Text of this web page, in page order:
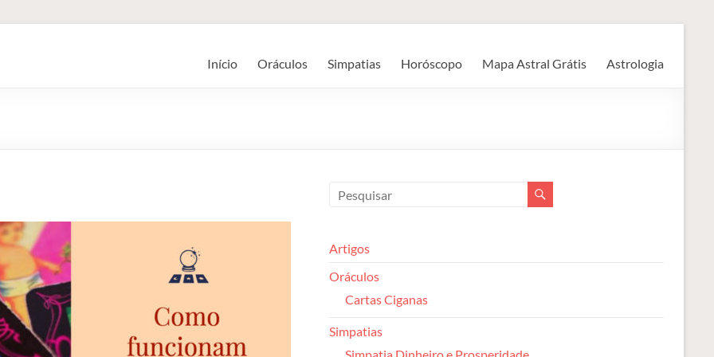
Início Oráculos Simpatias Horóscopo Mapa Astral Grátis Astrologia
Artigos
Oráculos
Cartas Ciganas
Simpatias